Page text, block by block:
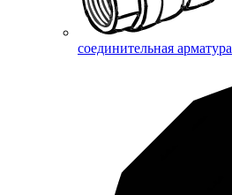
соединительная арматура